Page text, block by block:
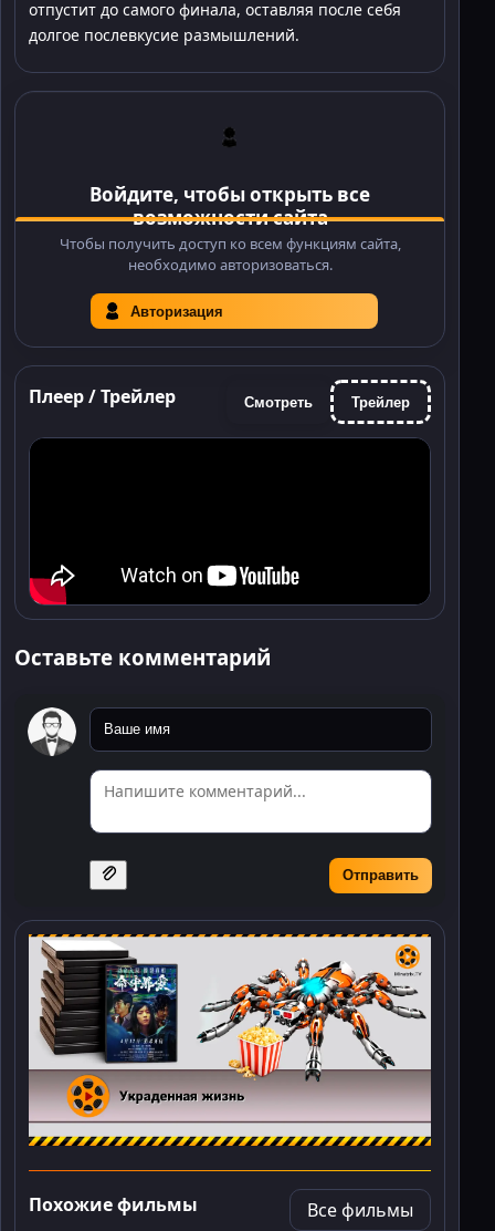
отпустит до самого финала, оставляя после себя
долгое послевкусие размышлений.
Войдите, чтобы открыть все
возможности сайта
Чтобы получить доступ ко всем функциям сайта,
необходимо авторизоваться.
Авторизация
Плеер / Трейлер Смотреть Трейлер
Оставьте комментарий
Отправить
Похожие фильмы Все фильмы